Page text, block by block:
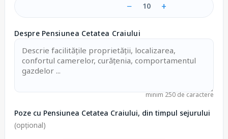
− 10 +
Despre Pensiunea Cetatea Craiului
minim 250 de caractere
Poze cu Pensiunea Cetatea Craiului, din timpul sejurului
(opțional)